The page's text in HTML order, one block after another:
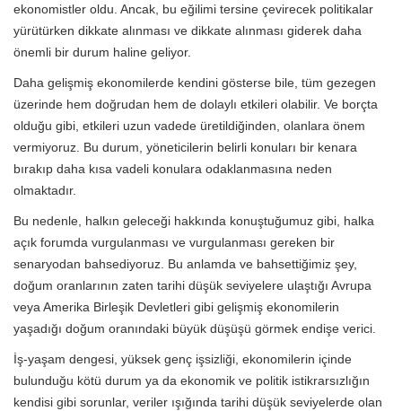
ekonomistler oldu. Ancak, bu eğilimi tersine çevirecek politikalar
yürütürken dikkate alınması ve dikkate alınması giderek daha
önemli bir durum haline geliyor.
Daha gelişmiş ekonomilerde kendini gösterse bile, tüm gezegen
üzerinde hem doğrudan hem de dolaylı etkileri olabilir. Ve borçta
olduğu gibi, etkileri uzun vadede üretildiğinden, olanlara önem
vermiyoruz. Bu durum, yöneticilerin belirli konuları bir kenara
bırakıp daha kısa vadeli konulara odaklanmasına neden
olmaktadır.
Bu nedenle, halkın geleceği hakkında konuştuğumuz gibi, halka
açık forumda vurgulanması ve vurgulanması gereken bir
senaryodan bahsediyoruz. Bu anlamda ve bahsettiğimiz şey,
doğum oranlarının zaten tarihi düşük seviyelere ulaştığı Avrupa
veya Amerika Birleşik Devletleri gibi gelişmiş ekonomilerin
yaşadığı doğum oranındaki büyük düşüşü görmek endişe verici.
İş-yaşam dengesi, yüksek genç işsizliği, ekonomilerin içinde
bulunduğu kötü durum ya da ekonomik ve politik istikrarsızlığın
kendisi gibi sorunlar, veriler ışığında tarihi düşük seviyelerde olan